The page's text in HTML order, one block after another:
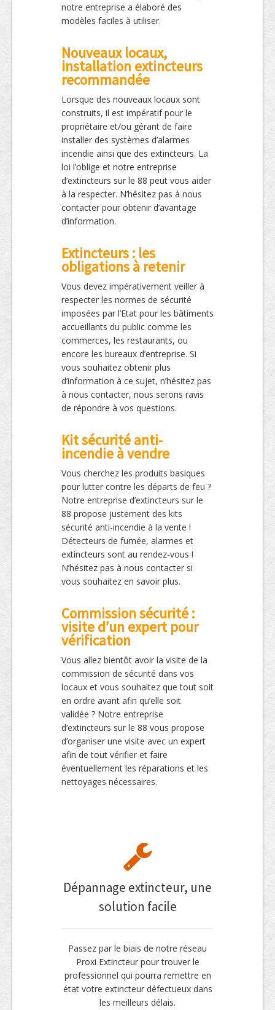
notre entreprise a élaboré des
modèles faciles à utiliser.
Nouveaux locaux,
installation extincteurs
recommandée
Lorsque des nouveaux locaux sont
construits, il est impératif pour le
propriétaire et/ou gérant de faire
installer des systèmes d’alarmes
incendie ainsi que des extincteurs. La
loi l’oblige et notre entreprise
d’extincteurs sur le 88 peut vous aider
à la respecter. N’hésitez pas à nous
contacter pour obtenir d’avantage
d’information.
Extincteurs : les
obligations à retenir
Vous devez impérativement veiller à
respecter les normes de sécurité
imposées par l’Etat pour les bâtiments
accueillants du public comme les
commerces, les restaurants, ou
encore les bureaux d’entreprise. Si
vous souhaitez obtenir plus
d’information à ce sujet, n’hésitez pas
à nous contacter, nous serons ravis
de répondre à vos questions.
Kit sécurité anti-
incendie à vendre
Vous cherchez les produits basiques
pour lutter contre les départs de feu ?
Notre entreprise d’extincteurs sur le
88 propose justement des kits
sécurité anti-incendie à la vente !
Détecteurs de fumée, alarmes et
extincteurs sont au rendez-vous !
N’hésitez pas à nous contacter si
vous souhaitez en savoir plus.
Commission sécurité :
visite d’un expert pour
vérification
Vous allez bientôt avoir la visite de la
commission de sécurité dans vos
locaux et vous souhaitez que tout soit
en ordre avant afin qu’elle soit
validée ? Notre entreprise
d’extincteurs sur le 88 vous propose
d’organiser une visite avec un expert
afin de tout vérifier et faire
éventuellement les réparations et les
nettoyages nécessaires.
Dépannage extincteur, une
solution facile
Passez par le biais de notre réseau
Proxi Extincteur pour trouver le
professionnel qui pourra remettre en
état votre extincteur défectueux dans
les meilleurs délais.